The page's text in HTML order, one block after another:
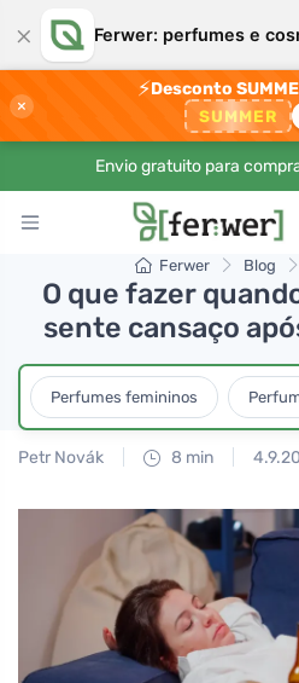
× Ferwer: perfumes e
×
⚡Desconto
SUMMER
Envio gratuito para
Ferwer Blog
O que fazer
sente cansaço
Perfumes femininos
Petr Novák 8 min